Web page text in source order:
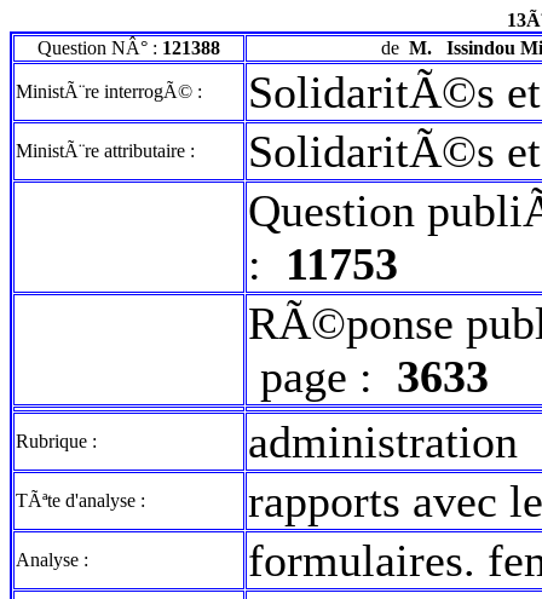
Question NÂ° : 121388 de M. Issindou
MinistÃ¨re interrogÃ© : SolidaritÃ©s
MinistÃ¨re attributaire :
SolidaritÃ©s
Question
: 11753
RÃ©ponse
page : 3633
Rubrique : administration
TÃªte d'analyse : rapports avec
Analyse : formulaires.